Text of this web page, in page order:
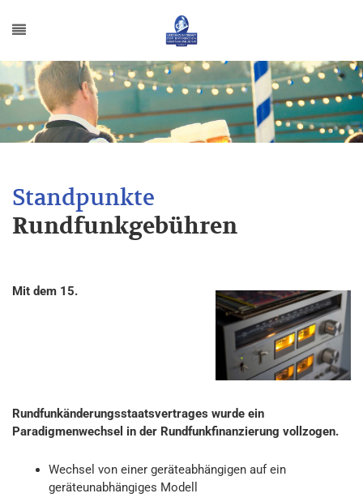
Rundfunkgebühren
Mit dem 15.
Rundfunkänderungsstaatsvertrages wurde ein
Paradigmenwechsel in der Rundfunkfinanzierung vollzogen.
Wechsel von einer geräteabhängigen auf ein
geräteunabhängiges Modell